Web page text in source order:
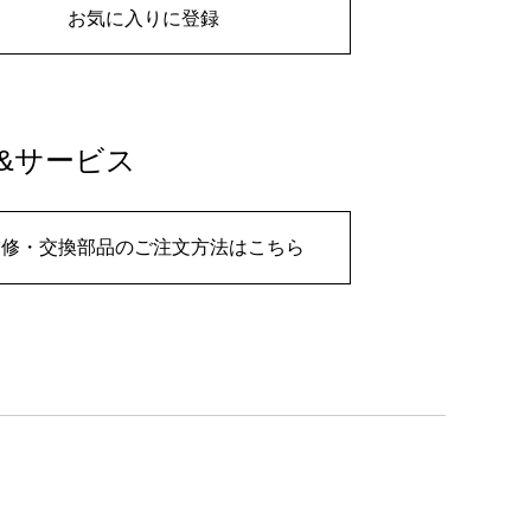
お気に入りに登録
サービス
・交換部品のご注文方法はこちら